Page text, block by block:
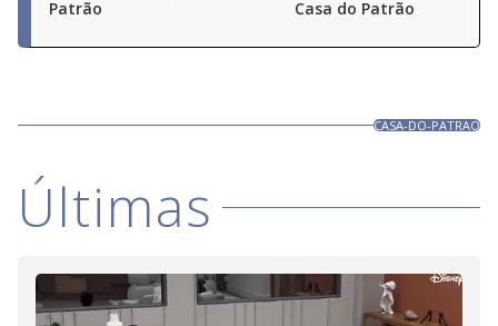
Patrão
Casa do Patrão
CASA-DO-PATRAO
Últimas